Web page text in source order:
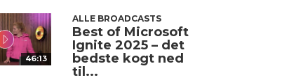
46:13
ALLE BROADCASTS
Best of Microsoft
Ignite 2025 – det
bedste kogt ned
til...